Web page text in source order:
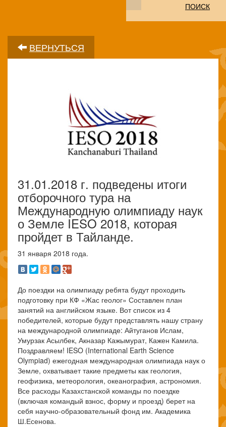
ПОИСК
ВЕРНУТЬСЯ
31.01.2018 г. подведены итоги
отборочного тура на
Международную олимпиаду наук
о Земле IESO 2018, которая
пройдет в Тайланде.
31 января 2018 года.
До поездки на олимпиаду ребята будут проходить
подготовку при КФ «Жас геолог» Составлен план
занятий на английском языке. Вот список из 4
победителей, которые будут представлять нашу страну
на международной олимпиаде: Айтуганов Ислам,
Умурзак Асылбек, Акназар Кажымурат, Кажен Камила.
Поздравляем! IESO (International Earth Science
Olympiad) ежегодная международная олимпиада наук о
Земле, охватывает такие предметы как геология,
геофизика, метеорология, океанография, астрономия.
Все расходы Казахстанской команды по поездке
(включая командый взнос, форму и проезд) берет на
себя научно-образовательный фонд им. Академика
Ш.Есенова.